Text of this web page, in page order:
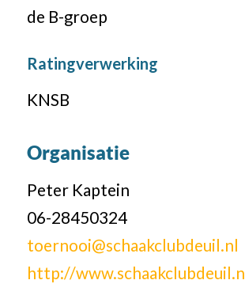
de B-groep
Ratingverwerking
KNSB
Organisatie
Peter Kaptein
06-28450324
toernooi@schaakclubdeuil.nl
http://www.schaakclubdeuil.nl